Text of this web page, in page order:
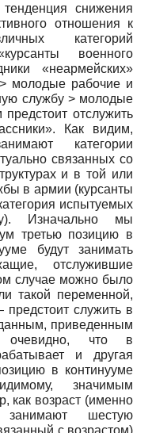
снижения
отношения к
категорий
военного
«неармейских»
молодые рабочие и
службу > молодые
отслужить
Как видим,
категории
связанных со
и в той или
в армии (курсанты
испытуемых
Изначально мы
третью позицию в
будут занимать
отслужившие
случае можно было
такой переменной,
служить в
приведенным
что в
и другая
в континууме
значимым
как возраст (именно
занимают шестую
с возрастом)